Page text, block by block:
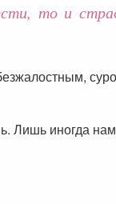
то и
Лишь иногда